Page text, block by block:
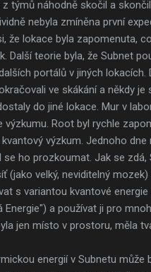
týmů náhodně skočil a
nebyla zmíněna první
že lokace byla zapomenuta,
Další teorie byla, že Subnet
portálů v jiných lokacích.
ve skákání a někdy je
do jiné lokace. Mur v
výzkumu. Root byl rychle
výzkum. Jednoho dne
ho prozkoumat. Jak se zdá,
(jako velký, neviditelný mozek)
s variantou kvantové energie
Energie") a používat ji pro
jen místo v prostoru, měla
energií v Subnetu může